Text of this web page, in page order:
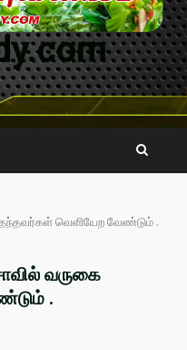
தந்தவர்கள் வெளியேற வேண்டும் .
வருகை
.